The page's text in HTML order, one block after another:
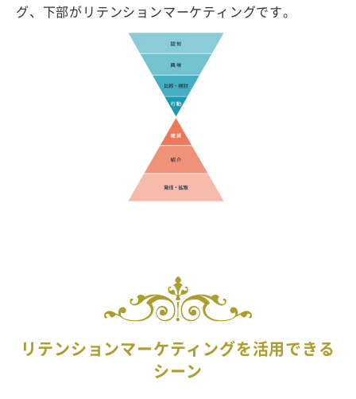
グ、下部がリテンションマーケティングです。
リテンションマーケティングを活用できる
シーン